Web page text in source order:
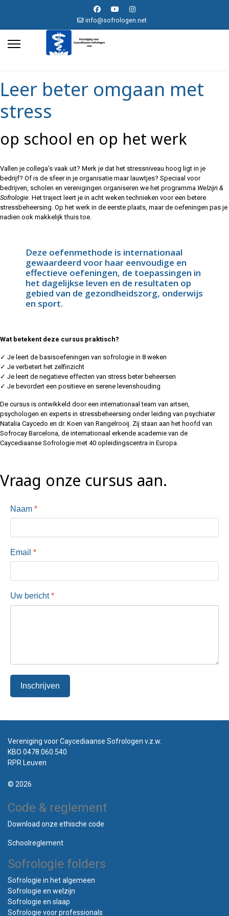
info@sofrologen.net
Leer beter omgaan met
stress
op school en op het werk
Vallen je collega’s vaak uit? Merk je dat het stressniveau hoog ligt in je
bedrijf? Of is de sfeer in je organisatie maar lauwtjes? Speciaal voor
bedrijven, scholen en verenigingen organiseren we het programma Welzijn &
Sofrologie. Het traject leert je in acht weken technieken voor een betere
stressbeheersing. Op het werk in de eerste plaats, maar de oefeningen pas je
nadien ook makkelijk thuis toe.
Deze oefenmethode is internationaal
gewaardeerd voor haar eenvoudige en
effectieve oefeningen, de toepassingen in
het dagelijkse leven en de resultaten op
gebied van de gezondheidszorg, onderwijs
en sport.
Wat betekent deze cursus praktisch?
✓ Je leert de basisoefeningen van sofrologie in 8 weken
✓ Je verbetert het zelfinzicht
✓ Je leert de negatieve effecten van stress beter beheersen
✓ Je bevordert een positieve en serene levenshouding
De cursus is ontwikkeld door een internationaal team van artsen,
psychologen en experts in stressbeheersing onder leiding van psychiater
Natalia Caycedo en dr. Koen van Rangelrooij. Zij staan aan het hoofd van
Sofrocay Barcelona, de internationaal erkende academie van de
Caycediaanse Sofrologie met 40 opleidingscentra in Europa.
Vraag onze cursus aan.
Naam *
Email *
Uw bericht*
Inschrijven
Vereniging voor Caycediaanse Sofrologen v.z.w.
KBO 0478.060.540
RPR Leuven
© 2026
Code & reglement
Download onze ethische code
Schoolreglement
Sofrologie folders
Sofrologie in het algemeen
Sofrologie en welzijn
Sofrologie en slaap
Sofrologie voor professionals